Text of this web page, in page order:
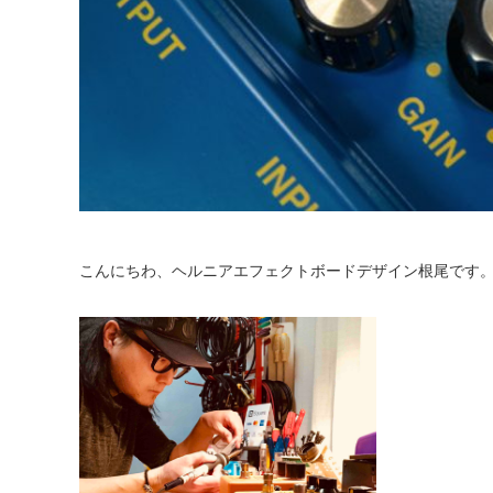
こんにちわ、ヘルニアエフェクトボードデザイン根尾です